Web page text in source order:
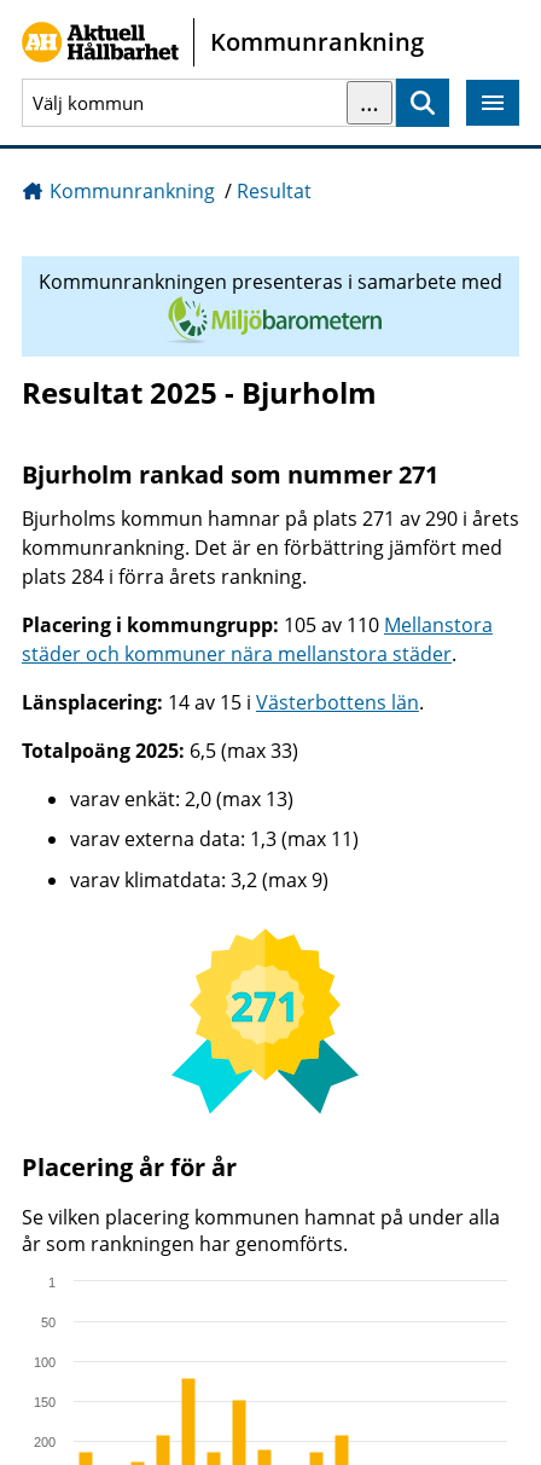
Gå direkt till sidans innehåll
Kommunrankning
…
Kommunrankning / Resultat
Kommunrankningen presenteras i samarbete med
Resultat 2025 - Bjurholm
Bjurholm rankad som nummer 271
Bjurholms kommun hamnar på plats 271 av 290 i årets
kommunrankning. Det är en förbättring jämfört med
plats 284 i förra årets rankning.
Placering i kommungrupp: 105 av 110 Mellanstora
städer och kommuner nära mellanstora städer.
Länsplacering: 14 av 15 i Västerbottens län.
Totalpoäng 2025: 6,5 (max 33)
varav enkät: 2,0 (max 13)
varav externa data: 1,3 (max 11)
varav klimatdata: 3,2 (max 9)
271
Placering år för år
Se vilken placering kommunen hamnat på under alla
år som rankningen har genomförts.
Bar chart with 17 bars.
The chart has 1 X axis displaying categories.
The chart has 1 Y axis displaying values. Range: 1 to 290.
1
50
100
150
200